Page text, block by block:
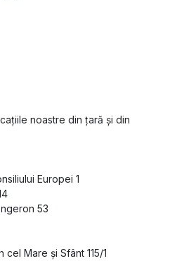
noastre din țară și din
Europei 1
53
cel Mare și Sfânt 115/1